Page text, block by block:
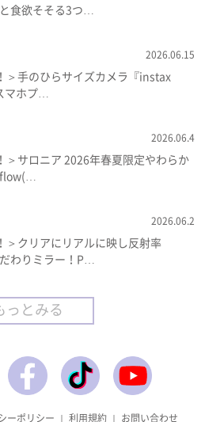
食欲そそる3つ…
2026.06.15
＞手のひらサイズカメラ『instax
マホプ…
2026.06.4
＞サロニア 2026年春夏限定やわらか
flow(…
2026.06.2
＞クリアにリアルに映し反射率
わりミラー！P…
っとみる
ーポリシー ｜ 利用規約 ｜ お問い合わせ